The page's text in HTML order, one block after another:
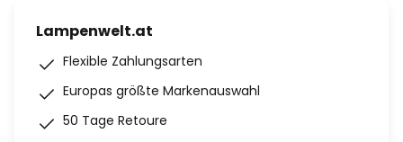
Lampenwelt.at
Flexible Zahlungsarten
Europas größte Markenauswahl
50 Tage Retoure